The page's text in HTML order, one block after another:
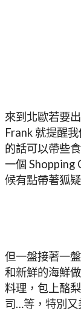
來到北歐若要
Frank 就提醒
的話可以帶些
一個 Shopping
候有點帶著狐
但一盤接著一
和新鮮的海鮮
料理，包上酪
司…等，特別又